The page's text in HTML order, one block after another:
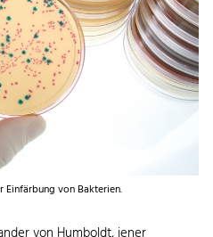
von Bakterien.